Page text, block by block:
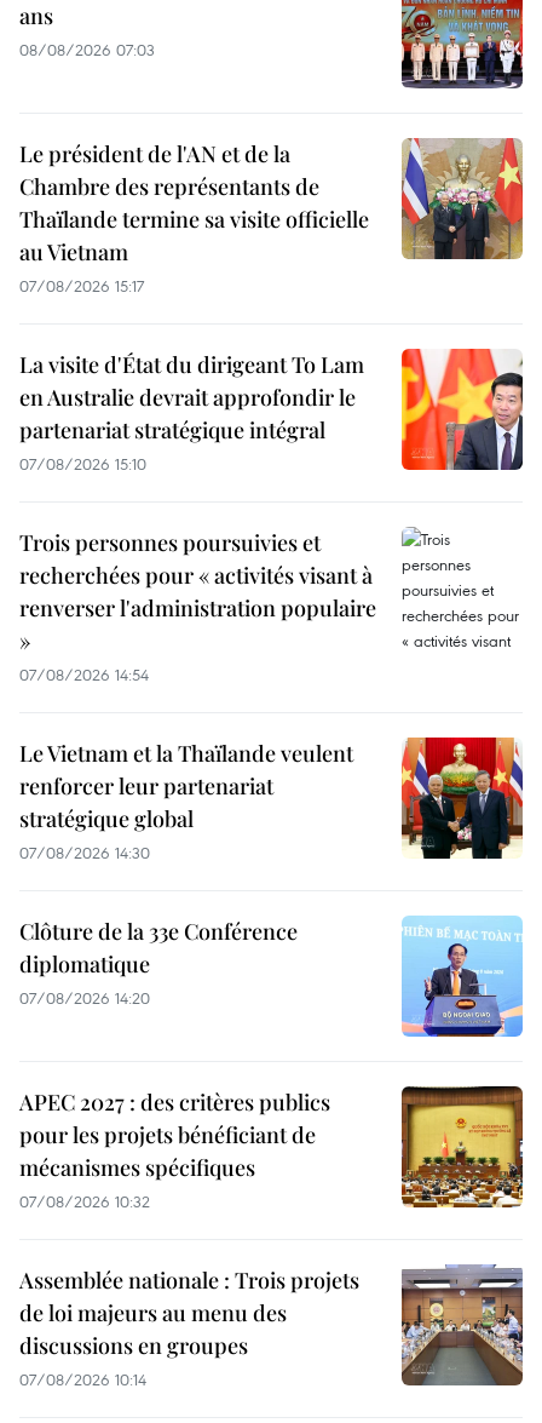
ans
08/08/2026 07:03
Le président de l'AN et de la
Chambre des représentants de
Thaïlande termine sa visite officielle
au Vietnam
07/08/2026 15:17
La visite d'État du dirigeant To Lam
en Australie devrait approfondir le
partenariat stratégique intégral
07/08/2026 15:10
Trois personnes poursuivies et
recherchées pour « activités visant à
renverser l'administration populaire
»
07/08/2026 14:54
Le Vietnam et la Thaïlande veulent
renforcer leur partenariat
stratégique global
07/08/2026 14:30
Clôture de la 33e Conférence
diplomatique
07/08/2026 14:20
APEC 2027 : des critères publics
pour les projets bénéficiant de
mécanismes spécifiques
07/08/2026 10:32
Assemblée nationale : Trois projets
de loi majeurs au menu des
discussions en groupes
07/08/2026 10:14